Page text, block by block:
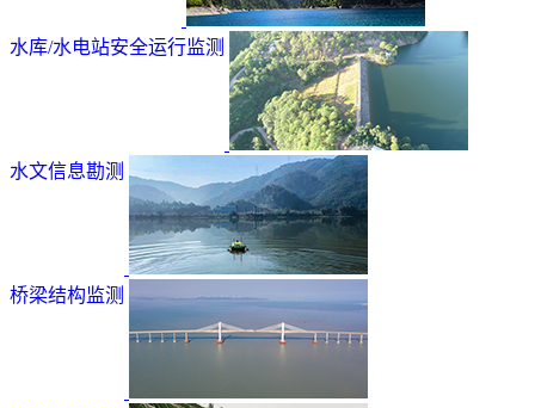
水库/水电站安全运行监测
水文信息勘测
桥梁结构监测